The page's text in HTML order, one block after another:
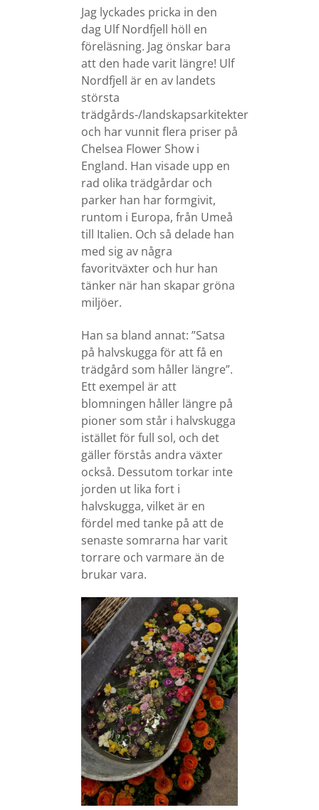
Jag lyckades pricka in den
dag Ulf Nordfjell höll en
föreläsning. Jag önskar bara
att den hade varit längre! Ulf
Nordfjell är en av landets
största
trädgårds-/landskapsarkitekter
och har vunnit flera priser på
Chelsea Flower Show i
England. Han visade upp en
rad olika trädgårdar och
parker han har formgivit,
runtom i Europa, från Umeå
till Italien. Och så delade han
med sig av några
favoritväxter och hur han
tänker när han skapar gröna
miljöer.
Han sa bland annat: ”Satsa
på halvskugga för att få en
trädgård som håller längre”.
Ett exempel är att
blomningen håller längre på
pioner som står i halvskugga
istället för full sol, och det
gäller förstås andra växter
också. Dessutom torkar inte
jorden ut lika fort i
halvskugga, vilket är en
fördel med tanke på att de
senaste somrarna har varit
torrare och varmare än de
brukar vara.